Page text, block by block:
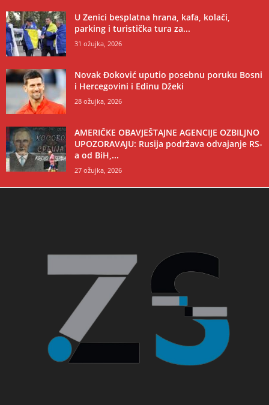
U Zenici besplatna hrana, kafa, kolači,
parking i turistička tura za...
31 ožujka, 2026
Novak Đoković uputio posebnu poruku Bosni
i Hercegovini i Edinu Džeki
28 ožujka, 2026
AMERIČKE OBAVJEŠTAJNE AGENCIJE OZBILJNO
UPOZORAVAJU: Rusija podržava odvajanje RS-
a od BiH,...
27 ožujka, 2026